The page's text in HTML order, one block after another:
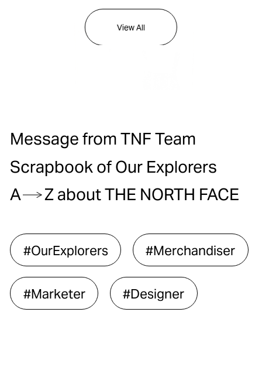
L
Lasting Support
サポートが続く The North Faceの
View All
Message from TNF Team
Scrapbook of Our Explorers
A
Z about THE NORTH FACE
#OurExplorers #Merchandiser
#Marketer #Designer